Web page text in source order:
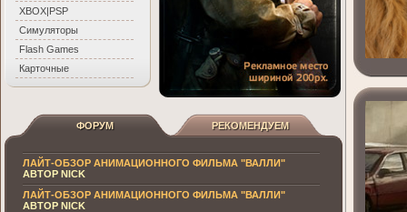
XBOX|PSP
Симуляторы
Flash Games
Карточные
ФОРУМ РЕКОМЕНДУЕМ
ЛАЙТ-ОБЗОР АНИМАЦИОННОГО ФИЛЬМА "ВАЛЛИ"
АВТОР NICK
ЛАЙТ-ОБЗОР АНИМАЦИОННОГО ФИЛЬМА "ВАЛЛИ"
АВТОР NICK